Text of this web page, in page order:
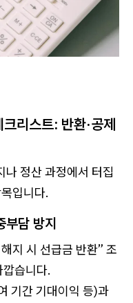
리스트: 반환·공제
나 정산 과정에서 터집
입니다.
부담 방지
지 시 선급금 반환” 조
습니다.
기간 기대이익 등)과